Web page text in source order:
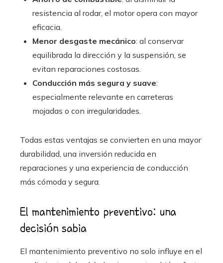
resistencia al rodar, el motor opera con mayor
eficacia.
Menor desgaste mecánico: al conservar
equilibrada la dirección y la suspensión, se
evitan reparaciones costosas.
Conducción más segura y suave:
especialmente relevante en carreteras
mojadas o con irregularidades.
Todas estas ventajas se convierten en una mayor
durabilidad, una inversión reducida en
reparaciones y una experiencia de conducción
más cómoda y segura.
El mantenimiento preventivo: una
decisión sabia
El mantenimiento preventivo no solo influye en el